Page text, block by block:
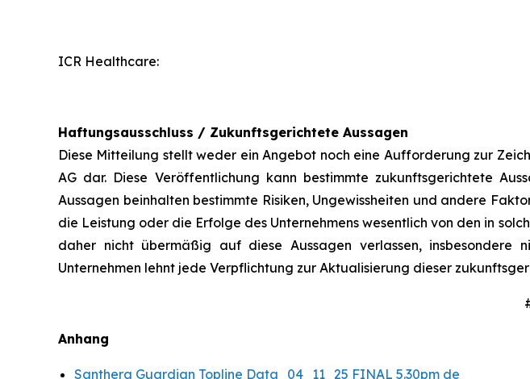
ICR Healthcare:
Haftungsausschluss / Zukunftsgerichtete Aussagen
Diese Mitteilung stellt weder ein Angebot noch eine Aufforderung zur
AG dar. Diese Veröffentlichung kann bestimmte zukunftsgerichtete
Aussagen beinhalten bestimmte Risiken, Ungewissheiten und andere
die Leistung oder die Erfolge des Unternehmens wesentlich von den in
daher nicht übermäßig auf diese Aussagen verlassen, insbesondere
Unternehmen lehnt jede Verpflichtung zur Aktualisierung dieser
Anhang
Santhera Guardian Topline Data_04_11_25 FINAL 5.30pm de